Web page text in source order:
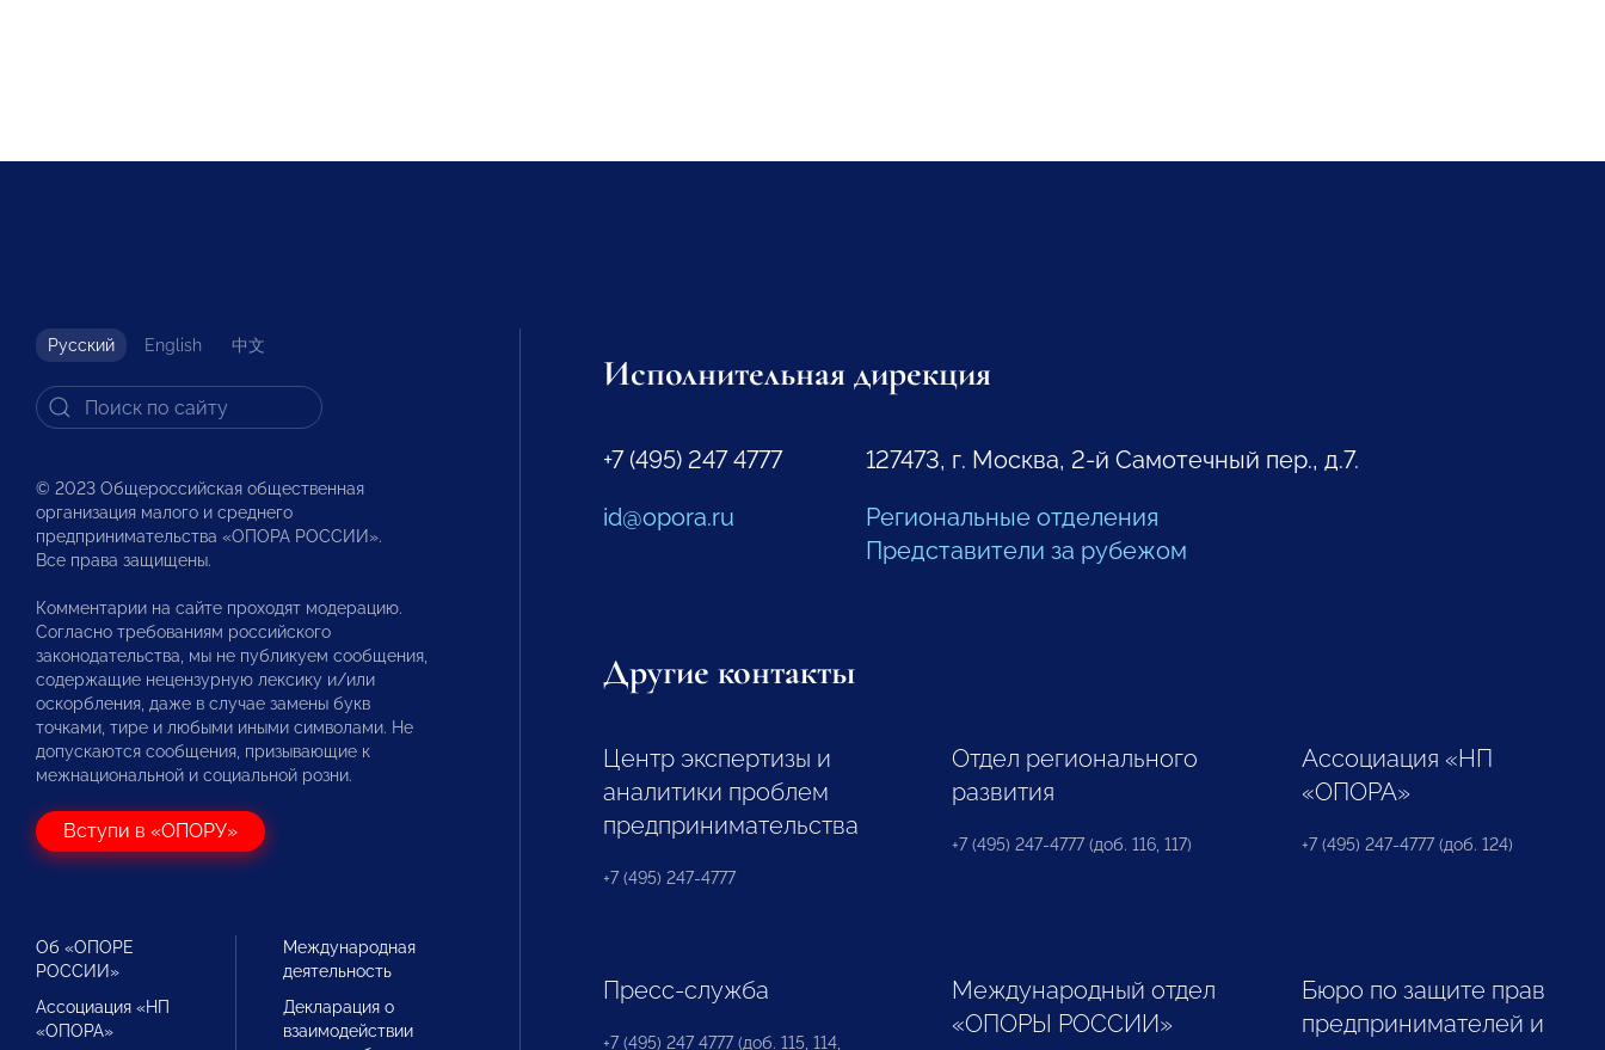
Русский English 中文
© 2023 Общероссийская общественная
организация малого и среднего
предпринимательства «ОПОРА РОССИИ».
Все права защищены.
Комментарии на сайте проходят модерацию.
Согласно требованиям российского
законодательства, мы не публикуем сообщения,
содержащие нецензурную лексику и/или
оскорбления, даже в случае замены букв
точками, тире и любыми иными символами. Не
допускаются сообщения, призывающие к
межнациональной и социальной розни.
Вступи в «ОПОРУ»
Об «ОПОРЕ
РОССИИ»
Ассоциация «НП
«ОПОРА»
Международная
деятельность
Декларация о
взаимодействии
Исполнительная дирекция
+7 (495) 247 4777
id@opora.ru
127473, г. Москва, 2-й Самотечный пер., д.7.
Региональные отделения
Представители за рубежом
Другие контакты
Центр экспертизы и
аналитики проблем
предпринимательства
+7 (495) 247-4777
Отдел регионального
развития
+7 (495) 247-4777 (доб. 116, 117)
Ассоциация «НП
«ОПОРА»
+7 (495) 247-4777 (доб. 124)
Пресс-служба
+7 (495) 247 4777 (доб. 115, 114,
Международный отдел
«ОПОРЫ РОССИИ»
Бюро по защите прав
предпринимателей и